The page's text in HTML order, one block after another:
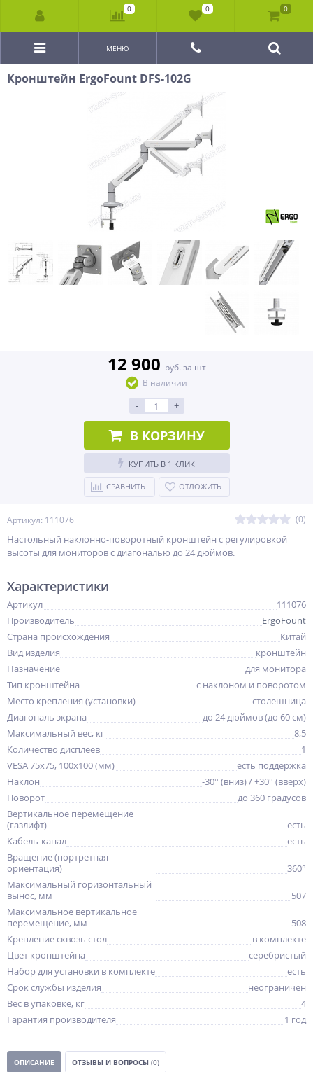
МЕНЮ
Кронштейн ErgoFount DFS-102G
Артикул: 111076 (0)
Настольный наклонно-поворотный кронштейн с регулировкой
высоты для мониторов с диагональю до 24 дюймов.
12 900 руб. за шт
В наличии
- +
В КОРЗИНУ
КУПИТЬ В 1 КЛИК
СРАВНИТЬ ОТЛОЖИТЬ
Характеристики
Артикул
111076
Производитель
ErgoFount
Страна происхождения
Китай
Вид изделия
кронштейн
Назначение
для монитора
Тип кронштейна
с наклоном и поворотом
Место крепления (установки)
столешница
Диагональ экрана
до 24 дюймов (до 60 см)
Максимальный вес, кг
8,5
Количество дисплеев
1
VESA 75x75, 100x100 (мм)
есть поддержка
Наклон
-30° (вниз) / +30° (вверх)
Поворот
до 360 градусов
Вертикальное перемещение
(газлифт)
есть
Кабель-канал
есть
Вращение (портретная
ориентация)
360°
Максимальный горизонтальный
вынос, мм
507
Максимальное вертикальное
перемещение, мм
508
Крепление сквозь стол
в комплекте
Цвет кронштейна
серебристый
Набор для установки в комплекте
есть
Срок службы изделия
неограничен
Вес в упаковке, кг
4
Гарантия производителя
1 год
ОПИСАНИЕ ОТЗЫВЫ И ВОПРОСЫ (0)
0 0 0